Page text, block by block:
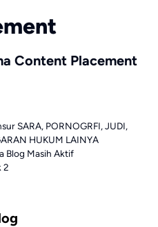
Content Placement
SARA, PORNOGRFI, JUDI,
HUKUM LAINYA
Blog Masih Aktif
2